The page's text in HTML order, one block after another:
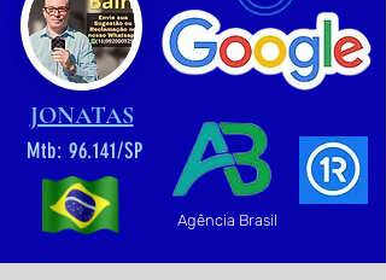
JONATAS
Mtb: 96.141/SP
Agência Brasil